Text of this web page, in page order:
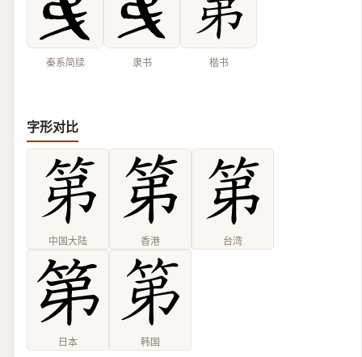
秦系简牍 隶书 楷书
字形对比
中国大陆 香港 台湾
日本 韩国